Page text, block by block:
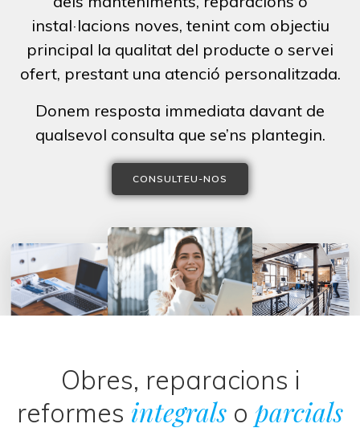
instal·lacions noves, tenint com objectiu
principal la qualitat del producte o servei
ofert, prestant una atenció personalitzada.
Donem resposta immediata davant de
qualsevol consulta que se’ns plantegin.
CONSULTEU-NOS
Obres, reparacions i
reformes integrals o parcials